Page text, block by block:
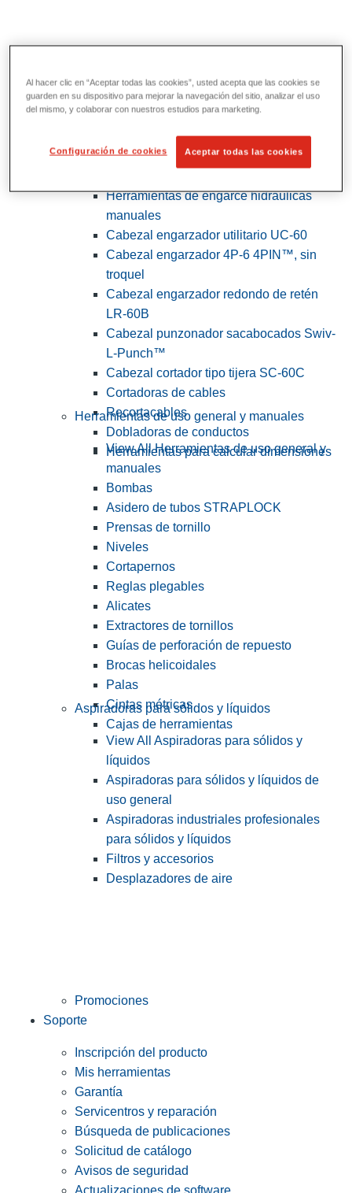
Herramientas de servicios públicos y de
View All Herramientas de servicios
Herramientas de engarce hidráulicas
manuales
Cabezal engarzador utilitario UC-60
Cabezal engarzador 4P-6 4PIN™, sin
troquel
Cabezal engarzador redondo de retén
LR-60B
Cabezal punzonador sacabocados Swiv-
L-Punch™
Cabezal cortador tipo tijera SC-60C
Cortadoras de cables
Recortacables
Dobladoras de conductos
Herramientas para calcular dimensiones
Herramientas de uso general y manuales
View All Herramientas de uso general y
manuales
Bombas
Asidero de tubos STRAPLOCK
Prensas de tornillo
Niveles
Cortapernos
Reglas plegables
Alicates
Extractores de tornillos
Guías de perforación de repuesto
Brocas helicoidales
Palas
Cintas métricas
Cajas de herramientas
Aspiradoras para sólidos y líquidos
View All Aspiradoras para sólidos y
líquidos
Aspiradoras para sólidos y líquidos de
uso general
Aspiradoras industriales profesionales
para sólidos y líquidos
Filtros y accesorios
Desplazadores de aire
Promociones
Soporte
Inscripción del producto
Mis herramientas
Garantía
Servicentros y reparación
Búsqueda de publicaciones
Solicitud de catálogo
Avisos de seguridad
Al hacer clic en “Aceptar todas las cookies”, usted acepta que las cookies se
guarden en su dispositivo para mejorar la navegación del sitio, analizar el uso
del mismo, y colaborar con nuestros estudios para marketing.
Configuración de cookies Aceptar todas las cookies